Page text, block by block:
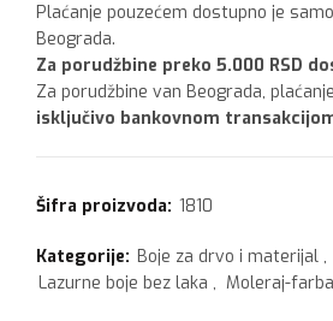
Plaćanje pouzećem dostupno je
Beograda.
Za porudžbine preko 5.000 RSD
Za porudžbine van Beograda,
isključivo bankovnom
Šifra proizvoda: 1810
Kategorije: Boje za drvo i materijal ,
Lazurne boje bez laka , Moleraj-